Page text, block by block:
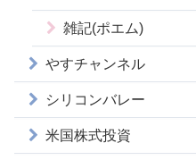
雑記(ポエム)
やすチャンネル
シリコンバレー
米国株式投資